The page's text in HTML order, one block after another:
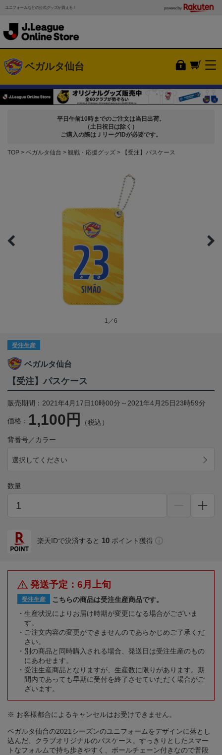
ユニフォームなどの公式グッズが買える！ powered by
ベガルタ仙台
平日午前10時までのご注文は当日出荷。
（土日祝日は除く）
ご購入の際はＪリーグIDが必要です。
TOP ベガルタ仙台 観戦・応援グッズ 【受注】パスケース
1／6
受注生産
ベガルタ仙台
【受注】パスケース
販売期間：2021年4月17日10時00分～2021年4月25日23時59分
価格： 1,100円 （税込）
背番号／カラー
選択してください
数量
楽天IDで決済すると 10 ポイント獲得
発送予定：6月上旬
受注生産
こちらの商品は受注生産商品です。
生産状況によりお届け時期が変更になる場合がございま
す。
ご注文内容の変更ができませんのであらかじめご了承くだ
さい。
別の商品と同時購入される場合、発送日は受注生産のもの
にあわせます。
受注生産商品となりますが、生産数に限りがあります。期
間内であっても早期に受付を終了させていただく場合がご
ざいます。
※ お客様都合によるキャンセルはお受けできません。
ベガルタ仙台の2021シーズンのユニフォームをデザインに落とし
込んだ、クラブオリジナルのパスケース。すっきりとしたスマー
トなフォルムで持ち歩きやすく、ボールチェーン付きなので普段